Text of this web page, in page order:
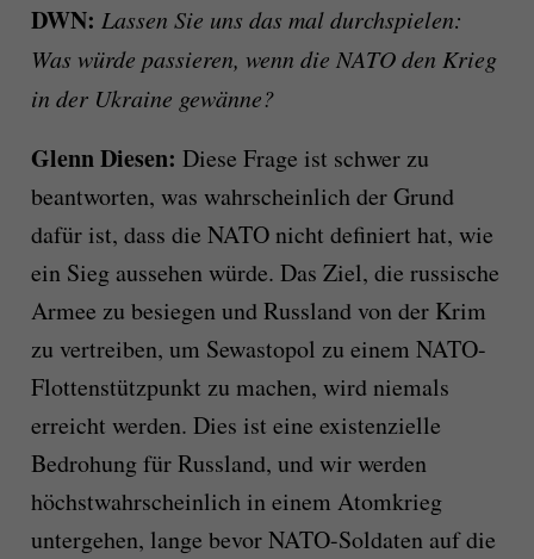
DWN: Lassen Sie uns das mal durchspielen:
Was würde passieren, wenn die NATO den Krieg
in der Ukraine gewänne?
Glenn Diesen: Diese Frage ist schwer zu
beantworten, was wahrscheinlich der Grund
dafür ist, dass die NATO nicht definiert hat, wie
ein Sieg aussehen würde. Das Ziel, die russische
Armee zu besiegen und Russland von der Krim
zu vertreiben, um Sewastopol zu einem NATO-
Flottenstützpunkt zu machen, wird niemals
erreicht werden. Dies ist eine existenzielle
Bedrohung für Russland, und wir werden
höchstwahrscheinlich in einem Atomkrieg
untergehen, lange bevor NATO-Soldaten auf die